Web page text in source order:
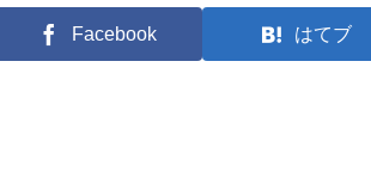
Facebook はてブ